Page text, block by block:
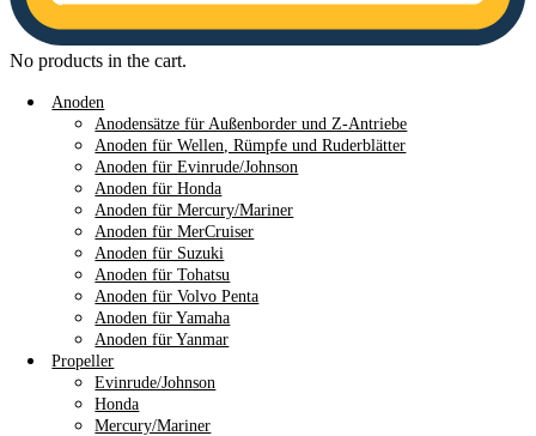
No products in the cart.
Anoden
Anodensätze für Außenborder und Z-Antriebe
Anoden für Wellen, Rümpfe und Ruderblätter
Anoden für Evinrude/Johnson
Anoden für Honda
Anoden für Mercury/Mariner
Anoden für MerCruiser
Anoden für Suzuki
Anoden für Tohatsu
Anoden für Volvo Penta
Anoden für Yamaha
Anoden für Yanmar
Propeller
Evinrude/Johnson
Honda
Mercury/Mariner